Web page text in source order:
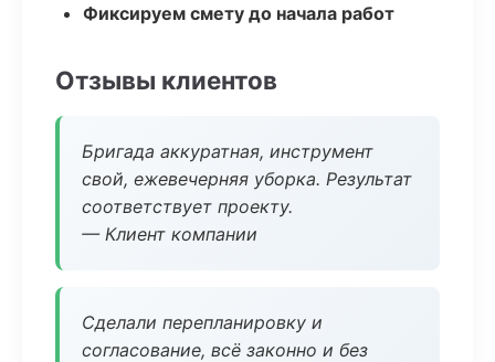
Фиксируем смету до начала работ
Отзывы клиентов
Бригада аккуратная, инструмент
свой, ежевечерняя уборка. Результат
соответствует проекту.
— Клиент компании
Сделали перепланировку и
согласование, всё законно и без